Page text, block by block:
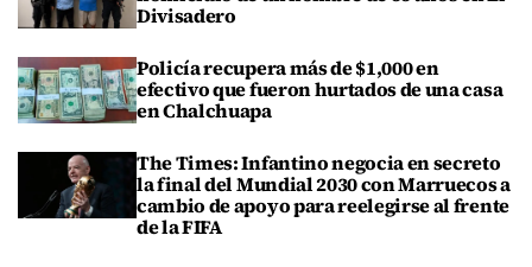
Divisadero
Policía recupera más de $1,000 en
efectivo que fueron hurtados de una casa
en Chalchuapa
The Times: Infantino negocia en secreto
la final del Mundial 2030 con Marruecos a
cambio de apoyo para reelegirse al frente
de la FIFA